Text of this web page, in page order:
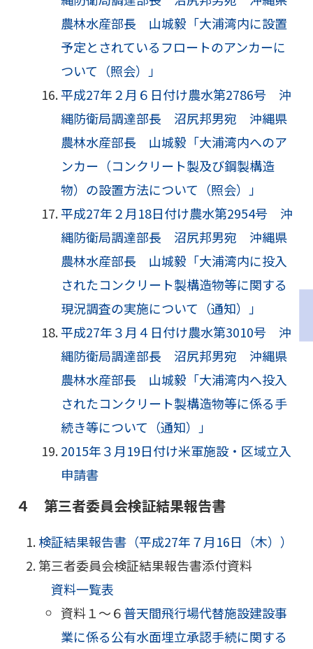
農林水産部長 山城毅「大浦湾内に設置
予定とされているフロートのアンカーに
ついて（照会）」
平成27年２月６日付け農水第2786号 沖
縄防衛局調達部長 沼尻邦男宛 沖縄県
農林水産部長 山城毅「大浦湾内へのア
ンカー（コンクリート製及び鋼製構造
物）の設置方法について（照会）」
平成27年２月18日付け農水第2954号 沖
縄防衛局調達部長 沼尻邦男宛 沖縄県
農林水産部長 山城毅「大浦湾内に投入
されたコンクリート製構造物等に関する
現況調査の実施について（通知）」
平成27年３月４日付け農水第3010号 沖
縄防衛局調達部長 沼尻邦男宛 沖縄県
農林水産部長 山城毅「大浦湾内へ投入
されたコンクリート製構造物等に係る手
続き等について（通知）」
2015年３月19日付け米軍施設・区域立入
申請書
４ 第三者委員会検証結果報告書
検証結果報告書（平成27年７月16日（木））
第三者委員会検証結果報告書添付資料
資料一覧表
資料１～６普天間飛行場代替施設建設事
業に係る公有水面埋立承認手続に関する